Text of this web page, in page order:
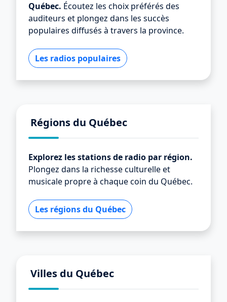
Québec. Écoutez les choix préférés des
auditeurs et plongez dans les succès
populaires diffusés à travers la province.
Les radios populaires
Régions du Québec
Explorez les stations de radio par région.
Plongez dans la richesse culturelle et
musicale propre à chaque coin du Québec.
Les régions du Québec
Villes du Québec